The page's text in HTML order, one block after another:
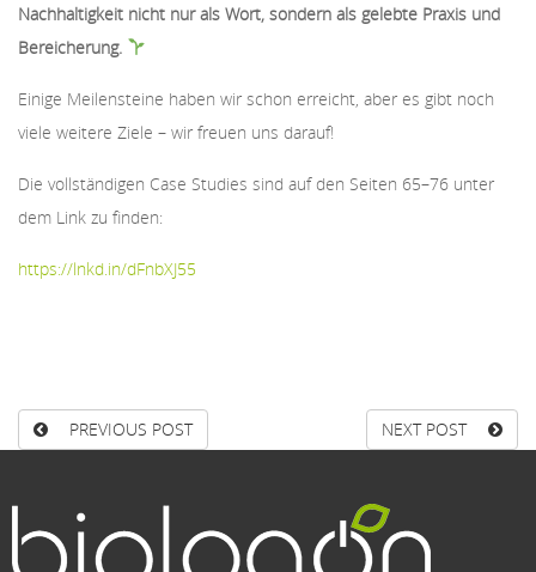
Nachhaltigkeit nicht nur als Wort, sondern als gelebte Praxis und
Bereicherung.
Einige Meilensteine haben wir schon erreicht, aber es gibt noch
viele weitere Ziele – wir freuen uns darauf!
Die vollständigen Case Studies sind auf den Seiten 65–76 unter
dem Link zu finden:
https://lnkd.in/dFnbXJ55
PREVIOUS POST NEXT POST